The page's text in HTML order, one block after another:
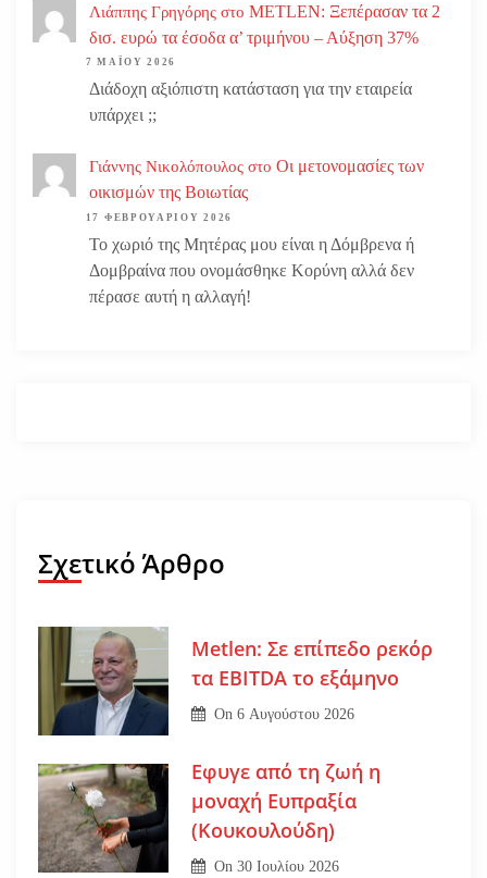
Λιάππης Γρηγόρης στο METLEN: Ξεπέρασαν τα 2
δισ. ευρώ τα έσοδα α’ τριμήνου – Αύξηση 37%
7 ΜΑΪ́ΟΥ 2026
Διάδοχη αξιόπιστη κατάσταση για την εταιρεία
υπάρχει ;;
Γιάννης Νικολόπουλος στο Οι μετονομασίες των
οικισμών της Βοιωτίας
17 ΦΕΒΡΟΥΑΡΊΟΥ 2026
Το χωριό της Μητέρας μου είναι η Δόμβρενα ή
Δομβραίνα που ονομάσθηκε Κορύνη αλλά δεν
πέρασε αυτή η αλλαγή!
Σχετικό Άρθρο
Metlen: Σε επίπεδο ρεκόρ
τα EBITDA το εξάμηνο
On6 Αυγούστου 2026
Εφυγε από τη ζωή η
μοναχή Ευπραξία
(Κουκουλούδη)
On30 Ιουλίου 2026